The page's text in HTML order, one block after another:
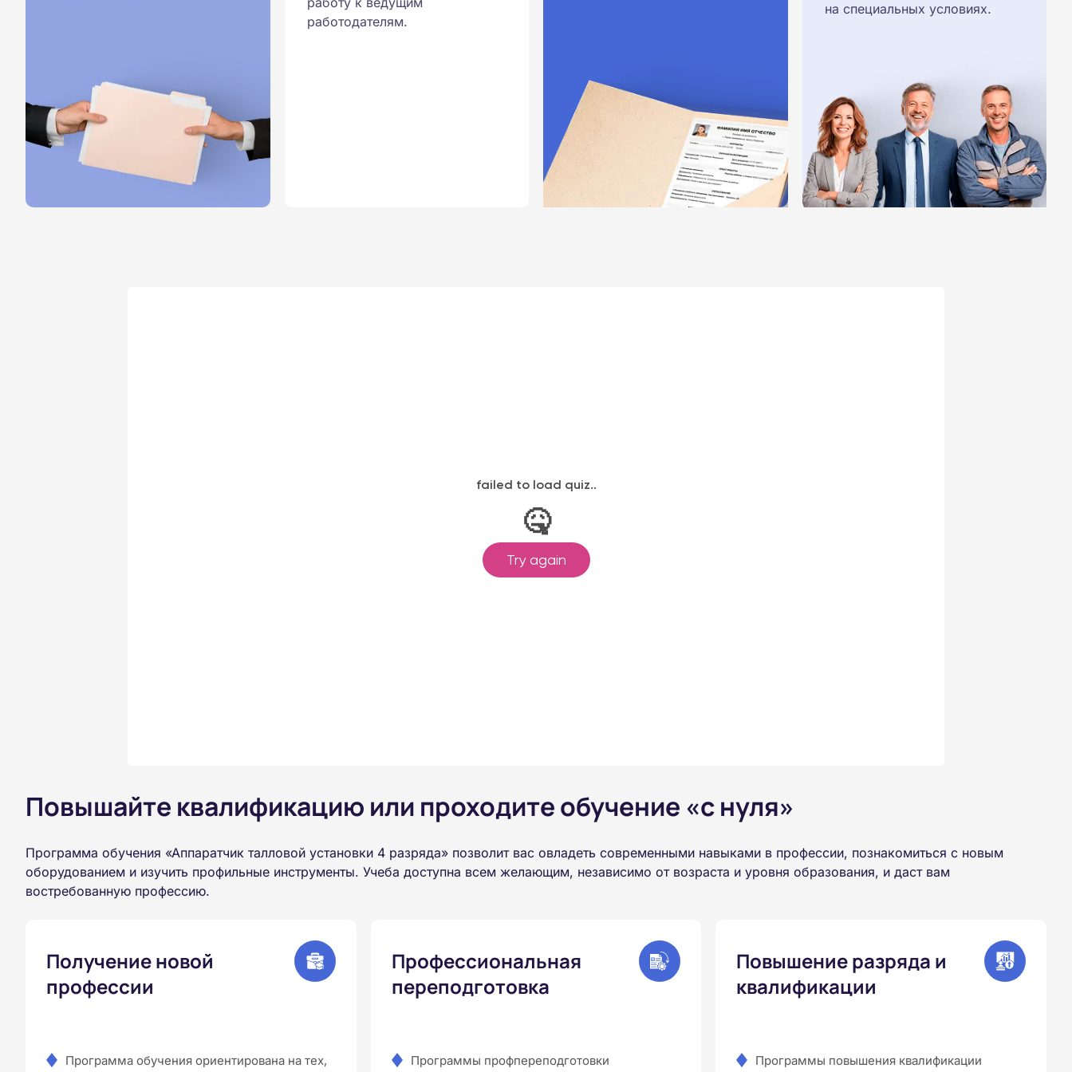
работодателям.
на специальных условиях.
Повышайте квалификацию или проходите обучение «с нуля»
Программа обучения «Аппаратчик талловой установки 4 разряда» позволит вас овладеть современными навыками в профессии, познакомиться с новым
оборудованием и изучить профильные инструменты. Учеба доступна всем желающим, независимо от возраста и уровня образования, и даст вам
востребованную профессию.
Получение новой
профессии
Программа обучения ориентирована на тех,
Профессиональная
переподготовка
Программы профпереподготовки
Повышение разряда и
квалификации
Программы повышения квалификации